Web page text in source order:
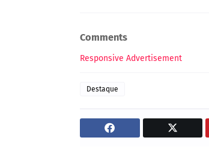
Comments
Responsive Advertisement
Destaque